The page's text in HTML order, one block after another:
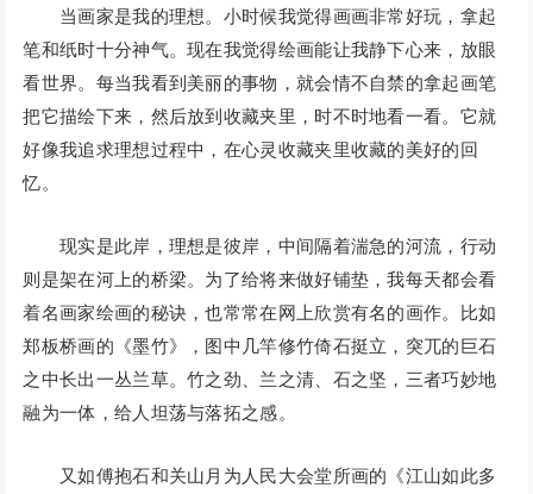
当画家是我的理想。小时候我觉得画画非常好玩，拿起
笔和纸时十分神气。现在我觉得绘画能让我静下心来，放眼
看世界。每当我看到美丽的事物，就会情不自禁的拿起画笔
把它描绘下来，然后放到收藏夹里，时不时地看一看。它就
好像我追求理想过程中，在心灵收藏夹里收藏的美好的回
忆。
现实是此岸，理想是彼岸，中间隔着湍急的河流，行动
则是架在河上的桥梁。为了给将来做好铺垫，我每天都会看
着名画家绘画的秘诀，也常常在网上欣赏有名的画作。比如
郑板桥画的《墨竹》，图中几竿修竹倚石挺立，突兀的巨石
之中长出一丛兰草。竹之劲、兰之清、石之坚，三者巧妙地
融为一体，给人坦荡与落拓之感。
又如傅抱石和关山月为人民大会堂所画的《江山如此多